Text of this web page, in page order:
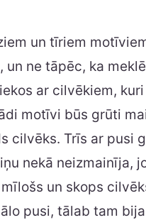
un tīriem
ne tāpēc, ka
ar cilvēkiem,
motīvi būs grūti
cilvēks. Trīs ar pusi
nekā neizmainīja,
un skops
pusi, tālab tam